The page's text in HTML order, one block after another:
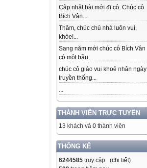
Cập nhật bài mới đi cô. Chúc cô
Bích Vân...
Thăm, chúc chủ nhà luôn vui,
khỏe!...
Sang năm mới chúc cô Bích Vân
có một bầu...
chúc cô giáo vui khoẻ nhân ngày
truyền thống...
...
THÀNH VIÊN TRỰC TUYẾN
13 khách và 0 thành viên
THỐNG KÊ
6244585 truy cập (chi tiết)